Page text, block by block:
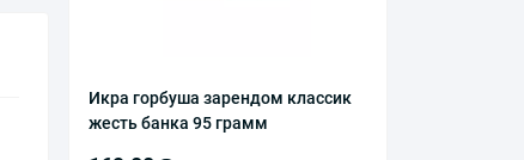
Икра горбуша зарендом классик
жесть банка 95 грамм